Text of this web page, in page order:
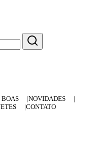
BOAS
NOVIDADES
CONTATO